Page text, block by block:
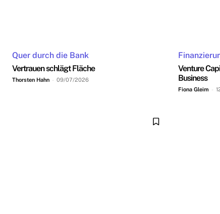
Quer durch die Bank
Vertrauen schlägt Fläche
Thorsten Hahn - 09/07/2026
Venture
Business
Fiona Gleim -